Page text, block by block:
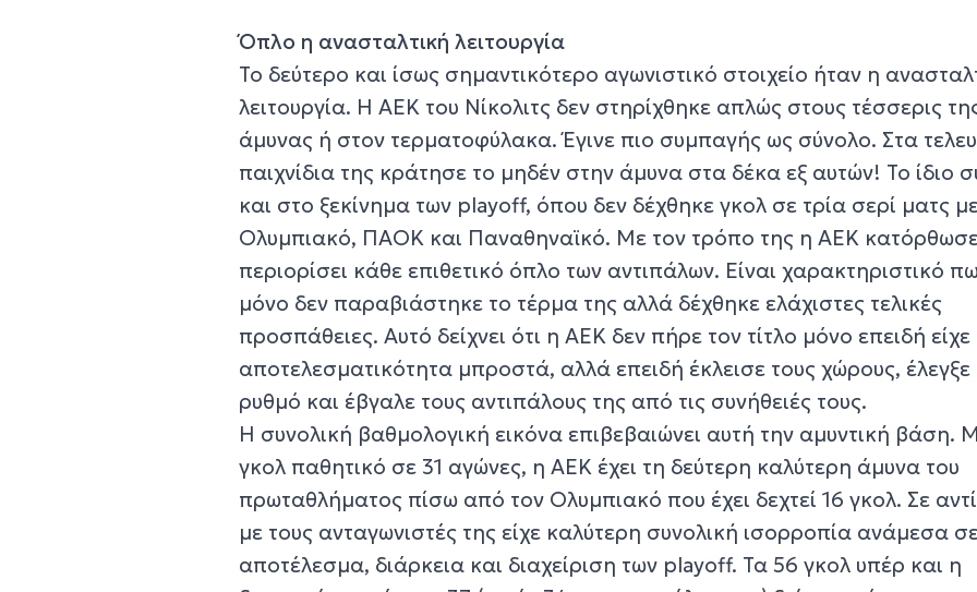
Όπλο η ανασταλτική λειτουργία
Το δεύτερο και ίσως σημαντικότερο αγωνιστικό στοιχείο ήταν η
λειτουργία. Η ΑΕΚ του Νίκολιτς δεν στηρίχθηκε απλώς στους τέσσερις
άμυνας ή στον τερματοφύλακα. Έγινε πιο συμπαγής ως σύνολο. Στα
παιχνίδια της κράτησε το μηδέν στην άμυνα στα δέκα εξ αυτών! Το ίδιο
και στο ξεκίνημα των playoff, όπου δεν δέχθηκε γκολ σε τρία σερί ματς
Ολυμπιακό, ΠΑΟΚ και Παναθηναϊκό. Με τον τρόπο της η ΑΕΚ
περιορίσει κάθε επιθετικό όπλο των αντιπάλων. Είναι χαρακτηριστικό
μόνο δεν παραβιάστηκε το τέρμα της αλλά δέχθηκε ελάχιστες τελικές
προσπάθειες. Αυτό δείχνει ότι η ΑΕΚ δεν πήρε τον τίτλο μόνο επειδή είχε
αποτελεσματικότητα μπροστά, αλλά επειδή έκλεισε τους χώρους, έλεγξε
ρυθμό και έβγαλε τους αντιπάλους της από τις συνήθειές τους.
Η συνολική βαθμολογική εικόνα επιβεβαιώνει αυτή την αμυντική βάση.
γκολ παθητικό σε 31 αγώνες, η ΑΕΚ έχει τη δεύτερη καλύτερη άμυνα του
πρωταθλήματος πίσω από τον Ολυμπιακό που έχει δεχτεί 16 γκολ. Σε
με τους ανταγωνιστές της είχε καλύτερη συνολική ισορροπία ανάμεσα
αποτέλεσμα, διάρκεια και διαχείριση των playoff. Τα 56 γκολ υπέρ και η